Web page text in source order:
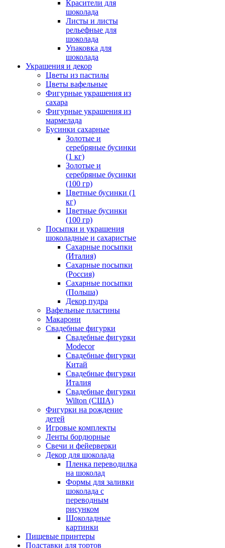
Красители для
шоколада
Листы и листы
рельефные для
шоколада
Упаковка для
шоколада
Украшения и декор
Цветы из пастилы
Цветы вафельные
Фигурные украшения из
сахара
Фигурные украшения из
мармелада
Бусинки сахарные
Золотые и
серебряные бусинки
(1 кг)
Золотые и
серебряные бусинки
(100 гр)
Цветные бусинки (1
кг)
Цветные бусинки
(100 гр)
Посыпки и украшения
шоколадные и сахаристые
Сахарные посыпки
(Италия)
Сахарные посыпки
(Россия)
Сахарные посыпки
(Польша)
Декор пудра
Вафельные пластины
Макарони
Свадебные фигурки
Свадебные фигурки
Modecor
Свадебные фигурки
Китай
Свадебные фигурки
Италия
Свадебные фигурки
Wilton (США)
Фигурки на рождение
детей
Игровые комплекты
Ленты бордюрные
Свечи и фейерверки
Декор для шоколада
Пленка переводилка
на шоколад
Формы для заливки
шоколада с
переводным
рисунком
Шоколадные
картинки
Пищевые принтеры
Подставки для тортов